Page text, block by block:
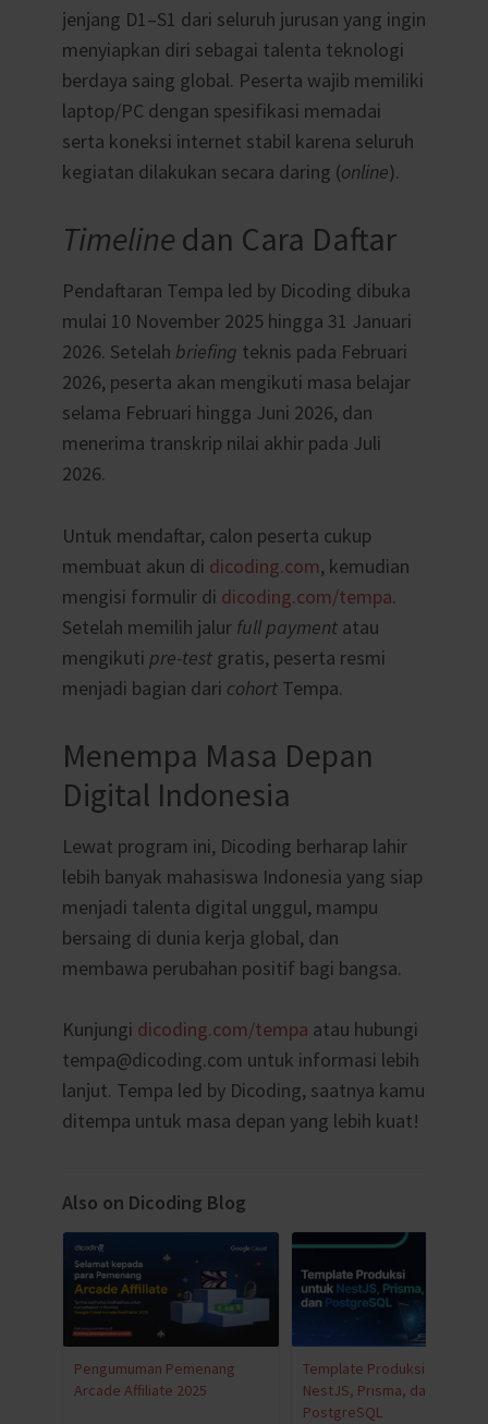
jenjang D1–S1 dari seluruh jurusan yang ingin
menyiapkan diri sebagai talenta teknologi
berdaya saing global. Peserta wajib memiliki
laptop/PC dengan spesifikasi memadai
serta koneksi internet stabil karena seluruh
kegiatan dilakukan secara daring (online).
Timeline dan Cara Daftar
Pendaftaran Tempa led by Dicoding dibuka
mulai 10 November 2025 hingga 31 Januari
2026. Setelah briefing teknis pada Februari
2026, peserta akan mengikuti masa belajar
selama Februari hingga Juni 2026, dan
menerima transkrip nilai akhir pada Juli
2026.
Untuk mendaftar, calon peserta cukup
membuat akun di dicoding.com, kemudian
mengisi formulir di dicoding.com/tempa.
Setelah memilih jalur full paymentatau
mengikuti pre-testgratis, peserta resmi
menjadi bagian dari cohortTempa.
Menempa Masa Depan
Digital Indonesia
Lewat program ini, Dicoding berharap lahir
lebih banyak mahasiswa Indonesia yang siap
menjadi talenta digital unggul, mampu
bersaing di dunia kerja global, dan
membawa perubahan positif bagi bangsa.
Kunjungi dicoding.com/tempa atau hubungi
tempa@dicoding.com untuk informasi lebih
lanjut. Tempa led by Dicoding, saatnya kamu
ditempa untuk masa depan yang lebih kuat!
Also on Dicoding Blog
Pengumuman Pemenang
Arcade Affiliate 2025
Template Produksi untuk
NestJS, Prisma, dan
PostgreSQL